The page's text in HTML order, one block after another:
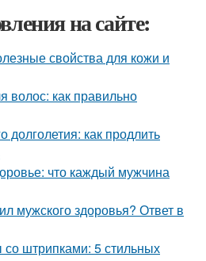
на сайте:
свойства для кожи и
волос: как правильно
как продлить
что каждый мужчина
мужского здоровья? Ответ в
штрипками: 5 стильных